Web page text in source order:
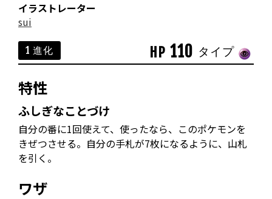
イラストレーター
sui
1 進化 HP 110 タイプ
特性
ふしぎなことづけ
自分の番に1回使えて、使ったなら、このポケモンを
きぜつさせる。自分の手札が7枚になるように、山札
を引く。
ワザ